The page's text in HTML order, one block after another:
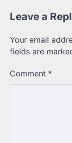
Leave a
Your email
fields are
Comment *